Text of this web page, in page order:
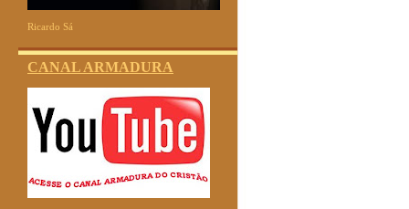
Ricardo Sá
CANAL ARMADURA